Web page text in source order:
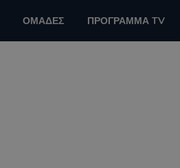
ΟΜΑΔΕΣ ΠΡΟΓΡΑΜΜΑ TV